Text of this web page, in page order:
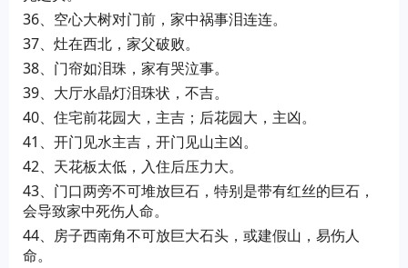
36、空心大树对门前，家中祸事泪连连。
37、灶在西北，家父破败。
38、门帘如泪珠，家有哭泣事。
39、大厅水晶灯泪珠状，不吉。
40、住宅前花园大，主吉；后花园大，主凶。
41、开门见水主吉，开门见山主凶。
42、天花板太低，入住后压力大。
43、门口两旁不可堆放巨石，特别是带有红丝的巨石，
会导致家中死伤人命。
44、房子西南角不可放巨大石头，或建假山，易伤人
命。